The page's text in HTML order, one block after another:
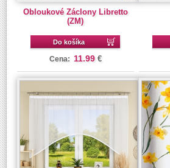
Obloukové Záclony Libretto
(ZM)
Do košíka
Cena: 11.99 €